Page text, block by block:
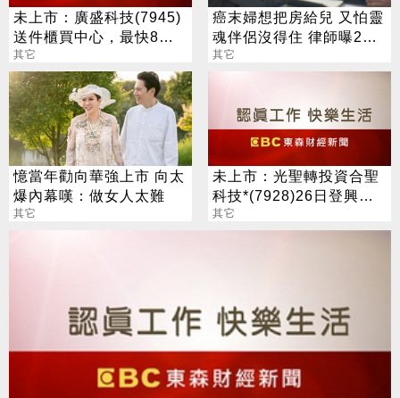
未上市：廣盛科技(7945)
送件櫃買中心，最快8月
中登錄興櫃
其它
癌末婦想把房給兒 又怕靈
魂伴侶沒得住 律師曝2
招：可互相兼顧
其它
憶當年勸向華強上市 向太
爆內幕嘆：做女人太難
其它
未上市：光聖轉投資合聖
科技*(7928)26日登興
櫃，參考價每股120元
其它